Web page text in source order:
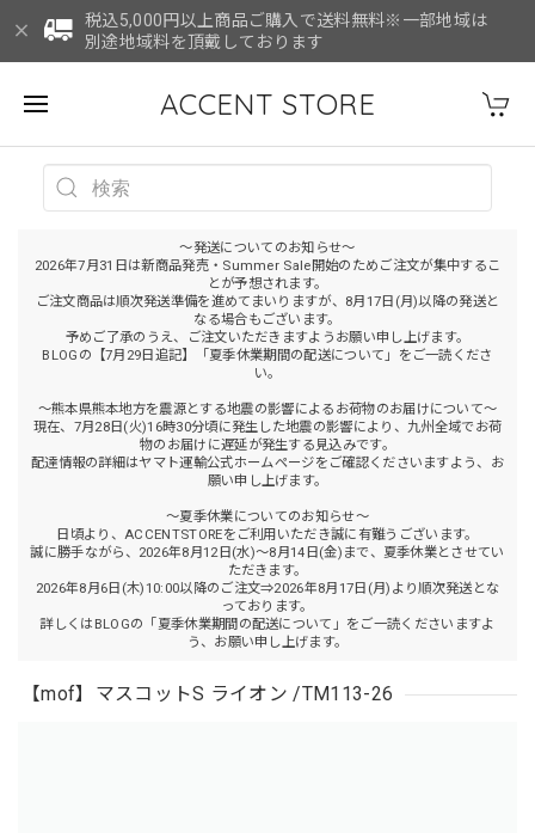
税込5,000円以上商品ご購入で送料無料※一部地域は
別途地域料を頂戴しております
ACCENT STORE
～発送についてのお知らせ～
2026年7月31日は新商品発売・Summer Sale開始のためご注文が集中するこ
とが予想されます。
ご注文商品は順次発送準備を進めてまいりますが、8月17日(月)以降の発送と
なる場合もございます。
予めご了承のうえ、ご注文いただきますようお願い申し上げます。
BLOGの【7月29日追記】「夏季休業期間の配送について」をご一読くださ
い。
～熊本県熊本地方を震源とする地震の影響によるお荷物のお届けについて～
現在、7月28日(火)16時30分頃に発生した地震の影響により、九州全域でお荷
物のお届けに遅延が発生する見込みです。
配達情報の詳細はヤマト運輸公式ホームページをご確認くださいますよう、お
願い申し上げます。
～夏季休業についてのお知らせ～
日頃より、ACCENTSTOREをご利用いただき誠に有難うございます。
誠に勝手ながら、2026年8月12日(水)～8月14日(金)まで、夏季休業とさせてい
ただきます。
2026年8月6日(木)10:00以降のご注文⇒2026年8月17日(月)より順次発送とな
っております。
詳しくはBLOGの「夏季休業期間の配送について」をご一読くださいますよ
う、お願い申し上げます。
【mof】マスコットS ライオン /TM113-26